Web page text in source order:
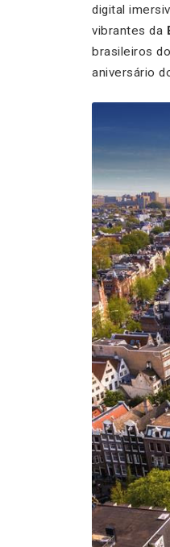
digital
vibrantes da
brasileiros
aniversário